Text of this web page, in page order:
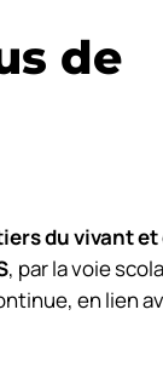
de
du vivant et
, par la voie
en lien